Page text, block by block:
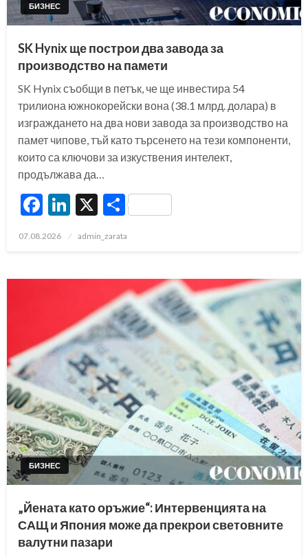
БИЗНЕС
SK Hynix ще построи два завода за
производство на памети
SK Hynix съобщи в петък, че ще инвестира 54
трилиона южнокорейски вона (38.1 млрд. долара) в
изграждането на два нови завода за производство на
памет чипове, тъй като търсенето на тези компоненти,
които са ключови за изкуствения интелект,
продължава да…
Facebook
LinkedIn
X Share
Posted
07.08.2026 admin_zarata
БИЗНЕС
„Йената като оръжие“: Интервенцията на
САЩ и Япония може да прекрои световните
валутни пазари